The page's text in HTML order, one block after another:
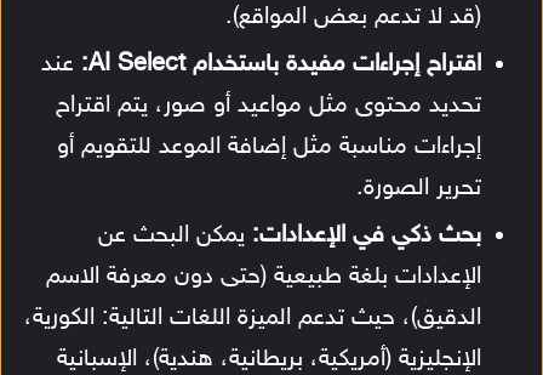
(قد لا تدعم بعض المواقع).
اقتراح إجراءات مفيدة باستخدام AI Select:
عند
تحديد محتوى مثل مواعيد أو صور، يتم اقتراح
إجراءات مناسبة مثل إضافة الموعد للتقويم أو
تحرير الصورة.
بحث ذكي في الإعدادات: يمكن البحث عن
الإعدادات بلغة طبيعية (حتى دون معرفة الاسم
الدقيق)، حيث تدعم الميزة اللغات التالية: الكورية،
الإنجليزية (أمريكية، بريطانية، هندية)، الإسبانية